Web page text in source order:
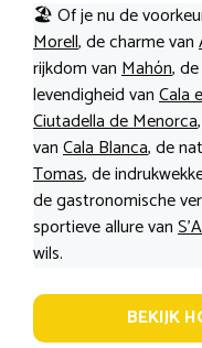
🏖️ Of je nu de
Morell, de charme van
rijkdom vanMahón,
levendigheid vanCala
Ciutadella de Menorca
vanCala Blanca, de
Tomas, de
de gastronomische
sportieve allure van
wils.
BEKIJK